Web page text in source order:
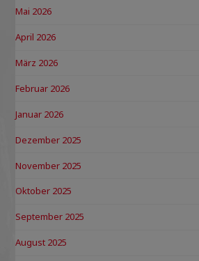
Mai 2026
April 2026
März 2026
Februar 2026
Januar 2026
Dezember 2025
November 2025
Oktober 2025
September 2025
August 2025